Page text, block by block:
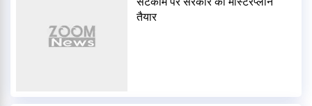
तैयार